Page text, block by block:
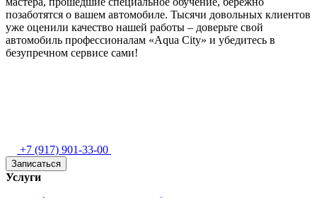
позаботятся о вашем автомобиле. Тысячи довольных клиентов
уже оценили качество нашей работы – доверьте свой
автомобиль профессионалам «Aqua City» и убедитесь в
безупречном сервисе сами!
+7 (917) 901-33-00
Записаться
Услуги